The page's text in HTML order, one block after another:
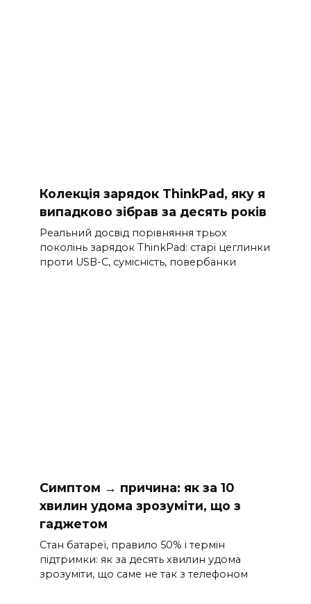
Колекція зарядок ThinkPad, яку я
випадково зібрав за десять років
Реальний досвід порівняння трьох
поколінь зарядок ThinkPad: старі цеглинки
проти USB-C, сумісність, повербанки
Симптом → причина: як за 10
хвилин удома зрозуміти, що з
гаджетом
Стан батареї, правило 50% і термін
підтримки: як за десять хвилин удома
зрозуміти, що саме не так з телефоном